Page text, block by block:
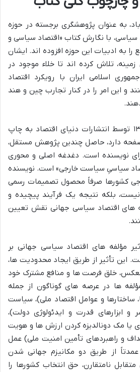
به عنوان پژوهشگری برجسته در حوزه
سیاسی، با نگارش کتاب «اقتصاد سیاسی و
به ادبیات این حوزه افزوده اند. ایشان
تلاش کرده اند تا خلاء موجود در
اسلامی ایران با رویکرد اقتصاد
و این امر را در کنار تجارب چین و هند
این کتاب که در سال ۱۳۹۹ توسط انتشارات دنیای اقتصاد به چاپ
و نزدیک به ۵۷۰ صفحه دارد، حاصل چندین پژوهش مستقل،
نویسنده است. دغدغه اصلی و محوری
سیاسیِ سیاست خارجی» است. نویسنده
کشورها صرفاً محصول تصمیمات رسمی
نیست، بلکه نتیجه یک فرآیند پیچیده و
های اقتصاد سیاسی جهانی نقش تعیین
مؤلفه های اقتصاد سیاسی جهانی بر
این تأثیر از طریق ایجاد محدودیت ها،
خلق فرصت ها و منافع مشترک خود
ها در عرصه های گوناگون از جمله
ساختارها و عوامل اقتصاد ملی)، سیاست
و ابزارهای قدرت و ایدئولوژی دولت)،
مک دونالدیزه کردن ارزش ها و هویت
و راهبردهای تأمین امنیت ملی) عمل
عمدتاً از طریق دو مکانیزم جهانی شدن
نامتقارن، حق انتخاب کشورها را